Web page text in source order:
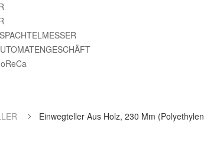
Einwegteller Aus Holz, 230 Mm